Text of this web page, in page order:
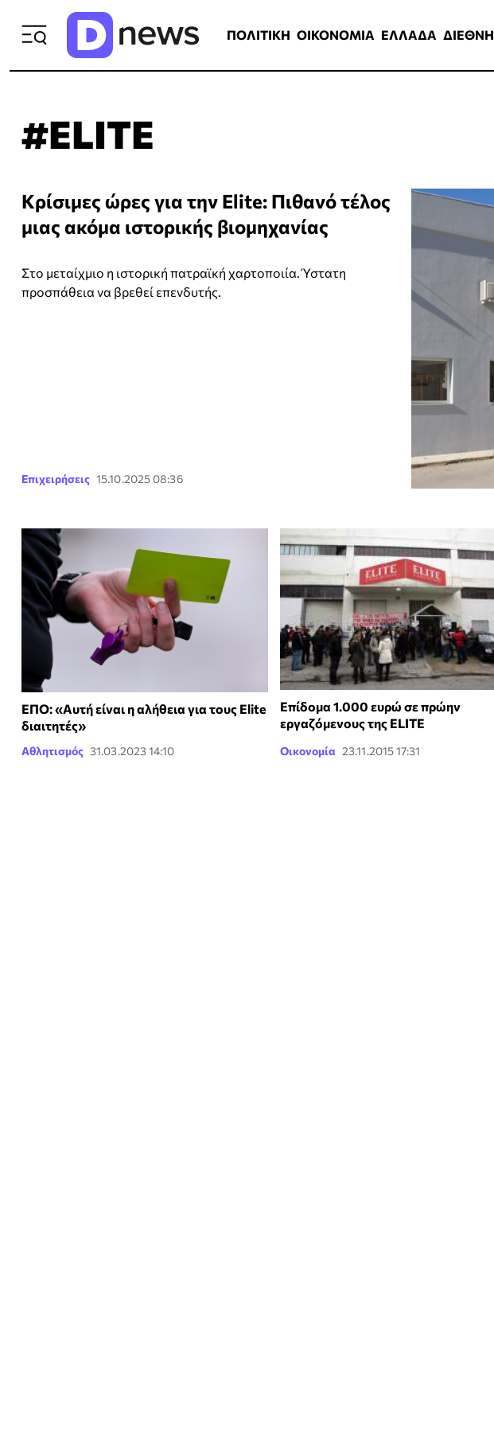
ΠΟΛΙΤΙΚΗ ΟΙΚΟΝΟΜΙΑ ΕΛΛΑΔΑ ΔΙΕΘΝΗ
#ELITE
Κρίσιμες ώρες για την Elite: Πιθανό τέλος
μιας ακόμα ιστορικής βιομηχανίας
Στο μεταίχμιο η ιστορική πατραϊκή χαρτοποιία. Ύστατη
προσπάθεια να βρεθεί επενδυτής.
Επιχειρήσεις 15.10.2025 08:36
ΕΠΟ: «Αυτή είναι η αλήθεια για τους Elite
διαιτητές»
Αθλητισμός 31.03.2023 14:10
Επίδομα 1.000 ευρώ σε πρώην
εργαζόμενους της ELITE
Οικονομία 23.11.2015 17:31